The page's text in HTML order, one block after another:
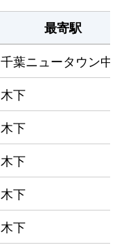
最寄駅
千葉ニュータウン中央
木下
木下
木下
木下
木下